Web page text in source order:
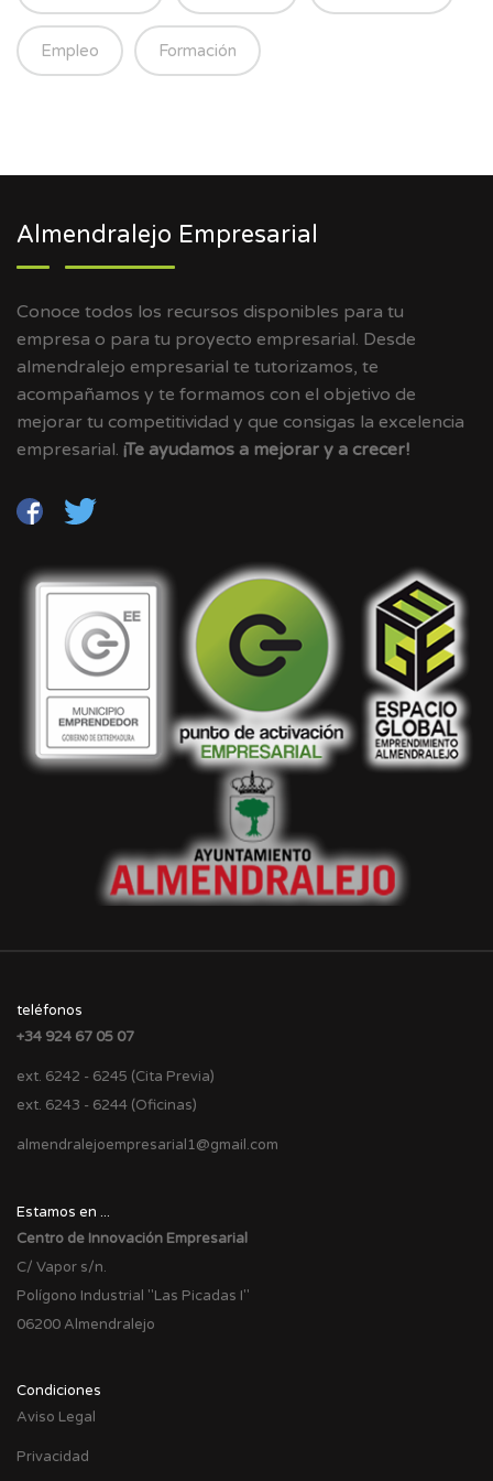
Empleo Formación
Almendralejo Empresarial
Conoce todos los recursos disponibles para tu
empresa o para tu proyecto empresarial. Desde
almendralejo empresarial te tutorizamos, te
acompañamos y te formamos con el objetivo de
mejorar tu competitividad y que consigas la excelencia
empresarial. ¡Te ayudamos a mejorar y a crecer!
teléfonos
+34 924 67 05 07
ext. 6242 - 6245 (Cita Previa)
ext. 6243 - 6244 (Oficinas)
almendralejoempresarial1@gmail.com
Estamos en ...
Centro de Innovación Empresarial
C/ Vapor s/n.
Polígono Industrial "Las Picadas I"
06200 Almendralejo
Condiciones
Aviso Legal
Privacidad